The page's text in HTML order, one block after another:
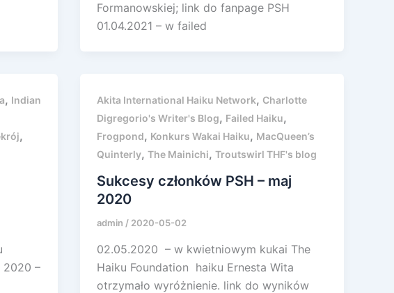
Formanowskiej; link do fanpage PSH
01.04.2021 – w failed
, Indian
,
2020 –
Akita International Haiku Network, Charlotte
Digregorio's Writer's Blog, Failed Haiku,
Frogpond, Konkurs Wakai Haiku, MacQueen’s
Quinterly,The Mainichi,Troutswirl THF's blog
Sukcesy członków PSH – maj
2020
admin / 2020-05-02
02.05.2020 – w kwietniowym kukai The
Haiku Foundation haiku Ernesta Wita
otrzymało wyróżnienie. link do wyników